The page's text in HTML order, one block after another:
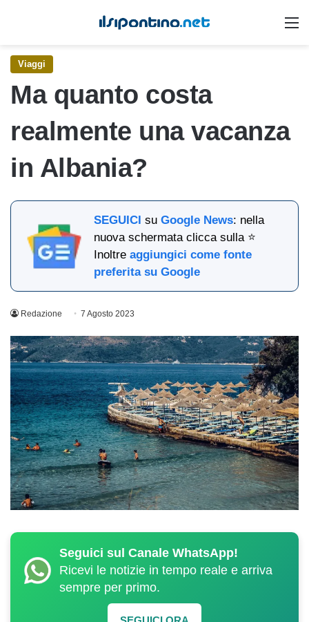
Viaggi
Ma quanto costa
realmente una vacanza
in Albania?
SEGUICI suGoogle News: nella
nuova schermata clicca sulla ⭐
Inoltreaggiungici come fonte
preferita su Google
Redazione 7 Agosto 2023
Seguici sul Canale WhatsApp!
Ricevi le notizie in tempo reale e arriva
sempre per primo.